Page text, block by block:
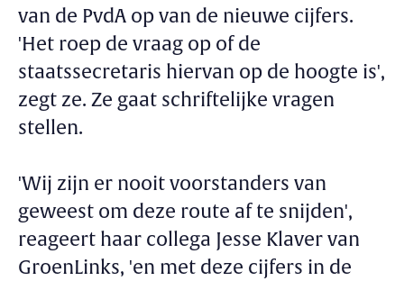
van de PvdA op van de nieuwe cijfers.
'Het roep de vraag op of de
staatssecretaris hiervan op de hoogte is',
zegt ze. Ze gaat schriftelijke vragen
stellen.
'Wij zijn er nooit voorstanders van
geweest om deze route af te snijden',
reageert haar collega Jesse Klaver van
GroenLinks, 'en met deze cijfers in de